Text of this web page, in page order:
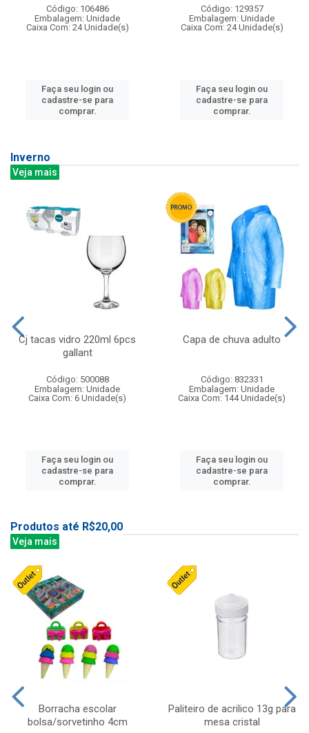
Código: 106486
Embalagem: Unidade
Caixa Com: 24 Unidade(s)
Faça seu login ou
cadastre-se para
comprar.
Código: 129357
Embalagem: Unidade
Caixa Com: 24 Unidade(s)
Faça seu login ou
cadastre-se para
comprar.
Inverno
Veja mais
Cj tacas vidro 220ml 6pcs
gallant
Código: 500088
Embalagem: Unidade
Caixa Com: 6 Unidade(s)
Faça seu login ou
cadastre-se para
comprar.
Capa de chuva adulto
Código: 832331
Embalagem: Unidade
Caixa Com: 144 Unidade(s)
Faça seu login ou
cadastre-se para
comprar.
Produtos até R$20,00
Veja mais
Borracha escolar
bolsa/sorvetinho 4cm
Paliteiro de acrilico 13g para
mesa cristal